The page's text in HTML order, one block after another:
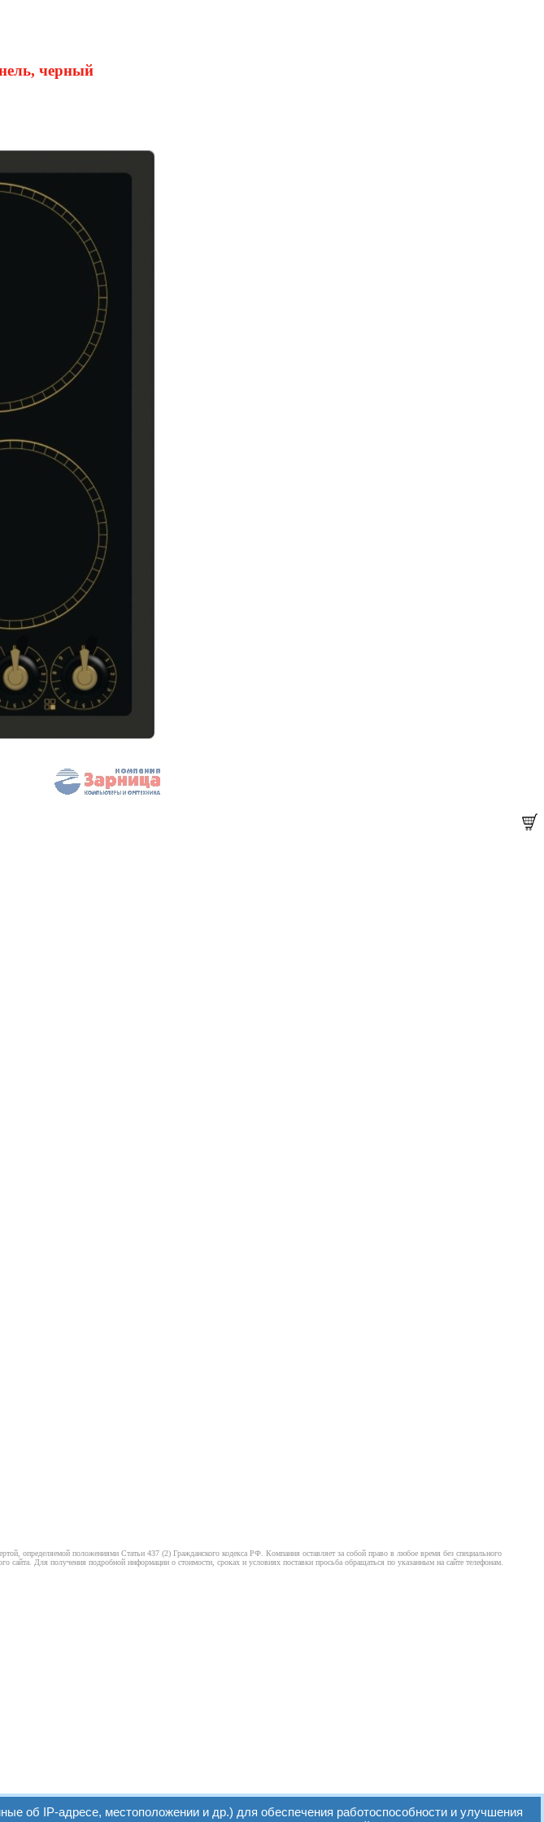
об IP-адресе, местоположении и др.) для обеспечения работоспособности и улучшения
черный
определяемой положениями Статьи 437 (2) Гражданского кодекса РФ. Компания оставляет за собой право в любое время без специального
Для получения подробной информации о стоимости, сроках и условиях поставки просьба обращаться по указанным на сайте телефонам.